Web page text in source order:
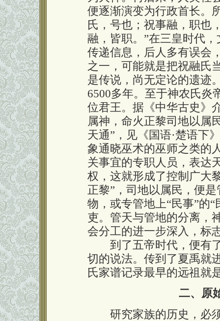
便逐渐演变为行政首长。
氏，号也；祝事融，职也
融，皆职。”在三皇时代
传递信息，后人多有误会
之一，可能就是把祝融氏
是传说，尚无定论的遗迹
6500多年。至于神农氏炎
位君王。据《中华古史》
属神，命火正黎司地以属
天通”，见《国语·楚语下
象通晓巫术的巫师之类的
关事宜的专职人员，表达
权，这就形成了控制广大
正黎”，司地以属民，便
物，或专管地上“民事”的
吏。管天与管地的分离，
会分工的进一步深入，标
到了五帝时代，便有了
切的说法。传到了夏禹就
氏家谱记录最早的远祖就
二、原
研究家族的历史，必须